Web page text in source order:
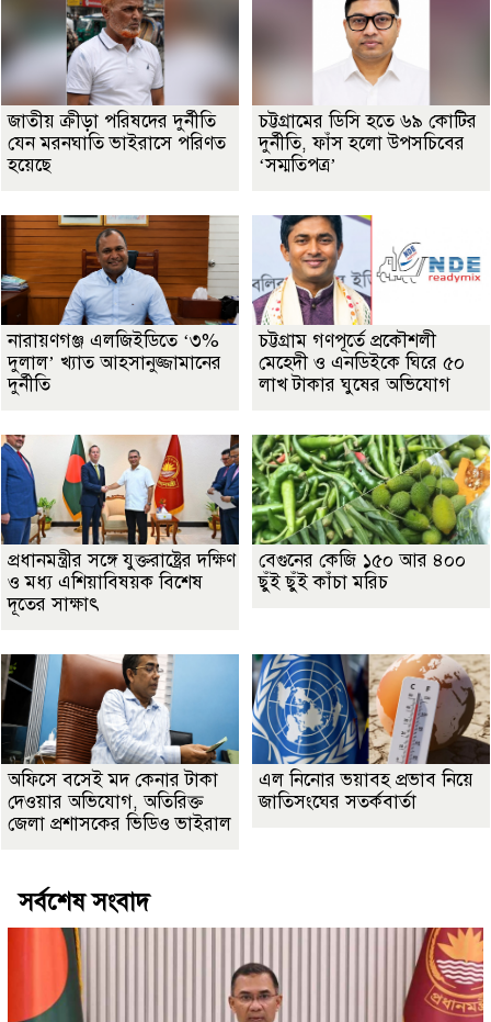
জাতীয় ক্রীড়া পরিষদের দুর্নীতি
যেন মরনঘাতি ভাইরাসে পরিণত
হয়েছে
চট্টগ্রামের ডিসি হতে ৬৯ কোটির
দুর্নীতি, ফাঁস হলো উপসচিবের
‘সম্মতিপত্র’
নারায়ণগঞ্জ এলজিইডিতে ‘৩%
দুলাল’ খ্যাত আহসানুজ্জামানের
দুর্নীতি
চট্টগ্রাম গণপূর্তে প্রকৌশলী
মেহেদী ও এনডিইকে ঘিরে ৫০
লাখ টাকার ঘুষের অভিযোগ
প্রধানমন্ত্রীর সঙ্গে যুক্তরাষ্ট্রের দক্ষিণ
ও মধ্য এশিয়াবিষয়ক বিশেষ
দূতের সাক্ষাৎ
বেগুনের কেজি ১৫০ আর ৪০০
ছুঁই ছুঁই কাঁচা মরিচ
অফিসে বসেই মদ কেনার টাকা
দেওয়ার অভিযোগ, অতিরিক্ত
জেলা প্রশাসকের ভিডিও ভাইরাল
এল নিনোর ভয়াবহ প্রভাব নিয়ে
জাতিসংঘের সতর্কবার্তা
সর্বশেষ সংবাদ